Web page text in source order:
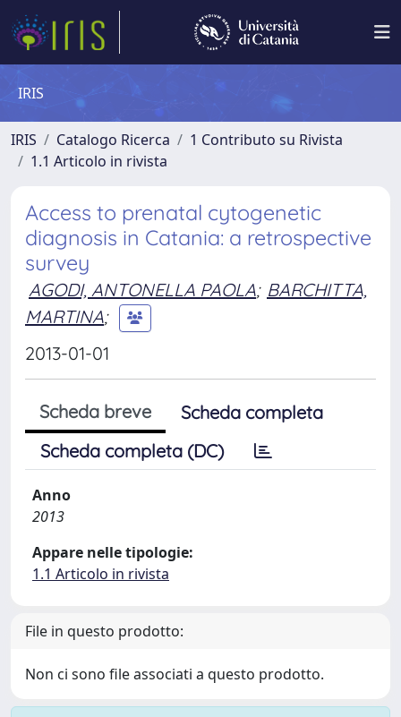
IRIS
IRIS Catalogo Ricerca
1 Contributo su Rivista
1.1 Articolo in rivista
Access to prenatal cytogenetic
diagnosis in Catania: a retrospective
survey
AGODI, ANTONELLA PAOLA; BARCHITTA,
MARTINA;
2013-01-01
Scheda breve
Scheda completa
Scheda completa (DC)
Anno
2013
Appare nelle tipologie:
1.1 Articolo in rivista
File in questo prodotto:
Non ci sono file associati a questo prodotto.